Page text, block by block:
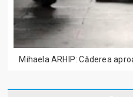
Mihaela ARHIP: Căderea